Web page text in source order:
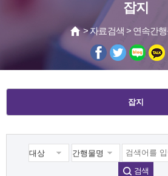
잡지
> 자료검색 > 연속간
잡지
검색